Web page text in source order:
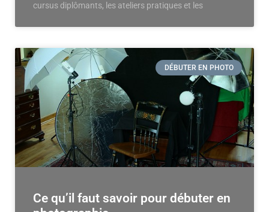
cursus diplômants, les ateliers pratiques et les
DÉBUTER EN PHOTO
Ce qu’il faut savoir pour débuter en